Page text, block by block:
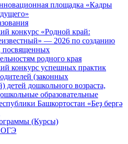
площадка «Кадры
конкурс «Родной край:
— 2026 по созданию
посвященных
родного края
конкурс успешных практик
(законных
детей дошкольного возраста,
образовательные
Башкортостан «Беҙ бергә
(Курсы)
ОГЭ